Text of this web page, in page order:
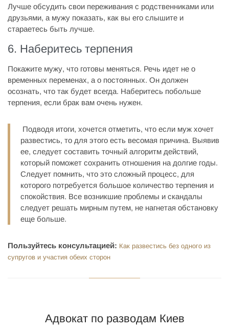
Лучше обсудить свои переживания с родственниками или
друзьями, а мужу показать, как вы его слышите и
стараетесь быть лучше.
6. Наберитесь терпения
Покажите мужу, что готовы меняться. Речь идет не о
временных переменах, а о постоянных. Он должен
осознать, что так будет всегда. Наберитесь побольше
терпения, если брак вам очень нужен.
Подводя итоги, хочется отметить, что если муж хочет
развестись, то для этого есть весомая причина. Выявив
ее, следует составить точный алгоритм действий,
который поможет сохранить отношения на долгие годы.
Следует помнить, что это сложный процесс, для
которого потребуется большое количество терпения и
спокойствия. Все возникшие проблемы и скандалы
следует решать мирным путем, не нагнетая обстановку
еще больше.
Пользуйтесь консультацией: Как развестись без одного из
супругов и участия обеих сторон
Адвокат по разводам Киев